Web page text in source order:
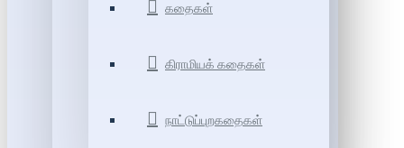
கதைகள்
கிராமியக் கதைகள்
நாட்டுப்புறகதைகள்